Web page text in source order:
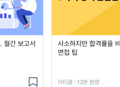
월간 보고서
사소하지만 합격률을
면접 팁
아티클 · 13분 분량